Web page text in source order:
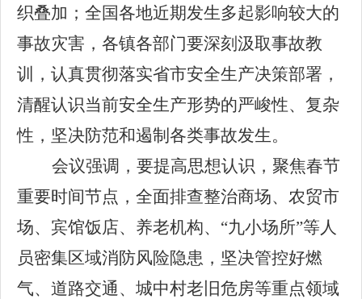
织叠加；全国各地近期发生多起影响较大的
事故灾害，各镇各部门要深刻汲取事故教
训，认真贯彻落实省市安全生产决策部署，
清醒认识当前安全生产形势的严峻性、复杂
性，坚决防范和遏制各类事故发生。
会议强调，要提高思想认识，聚焦春节
重要时间节点，全面排查整治商场、农贸市
场、宾馆饭店、养老机构、“九小场所”等人
员密集区域消防风险隐患，坚决管控好燃
气、道路交通、城中村老旧危房等重点领域